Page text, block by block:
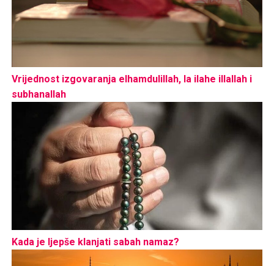
Vrijednost izgovaranja elhamdulillah, la ilahe illallah i
subhanallah
Kada je ljepše klanjati sabah namaz?